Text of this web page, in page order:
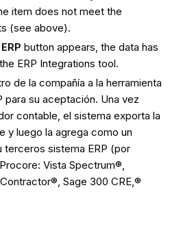
item does not meet the
(see above).
button appears, the data has
ERP Integrations tool.
de la compañía a la herramienta
para su aceptación. Una vez
contable, el sistema exporta la
y luego la agrega como un
sistema ERP (por
Vista Spectrum®,
Sage 300 CRE,®